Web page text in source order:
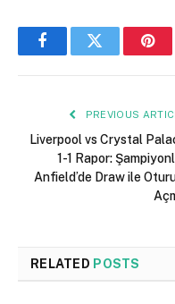
FacebookTwitter
PREVIOUS
Liverpool vs Crystal
1-1 Rapor:
Anfield’de Draw ile
RELATED POSTS